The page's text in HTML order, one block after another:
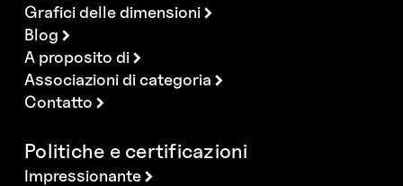
Grafici delle dimensioni
Blog
A proposito di
Associazioni di categoria
Contatto
Politiche e certificazioni
Impressionante